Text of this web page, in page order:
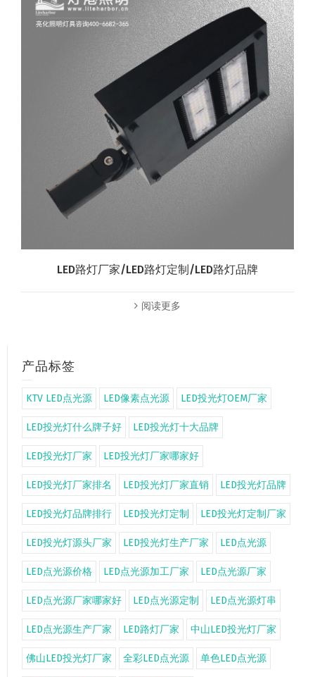
LED路灯厂家/LED路灯定制/LED路灯品牌
阅读更多
产品标签
KTV LED点光源 LED像素点光源 LED投光灯OEM厂家
LED投光灯什么牌子好 LED投光灯十大品牌
LED投光灯厂家 LED投光灯厂家哪家好
LED投光灯厂家排名 LED投光灯厂家直销 LED投光灯品牌
LED投光灯品牌排行 LED投光灯定制 LED投光灯定制厂家
LED投光灯源头厂家 LED投光灯生产厂家 LED点光源
LED点光源价格 LED点光源加工厂家 LED点光源厂家
LED点光源厂家哪家好 LED点光源定制 LED点光源灯串
LED点光源生产厂家 LED路灯厂家 中山LED投光灯厂家
佛山LED投光灯厂家 全彩LED点光源 单色LED点光源